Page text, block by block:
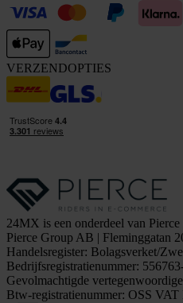
VERZENDOPTIES
24MX is een onderdeel van
Pierce Group AB | Fleminggatan
Handelsregister: Bolagsverket/
Bedrijfsregistratienummer:
Gevolmachtigde
Btw-registratienummer: OSS